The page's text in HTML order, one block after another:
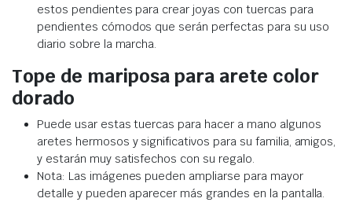
estos pendientes para crear joyas con tuercas para
pendientes cómodos que serán perfectas para su uso
diario sobre la marcha.
Tope de mariposa para arete color
dorado
Puede usar estas tuercas para hacer a mano algunos
aretes hermosos y significativos para su familia, amigos,
y estarán muy satisfechos con su regalo.
Nota: Las imágenes pueden ampliarse para mayor
detalle y pueden aparecer más grandes en la pantalla.